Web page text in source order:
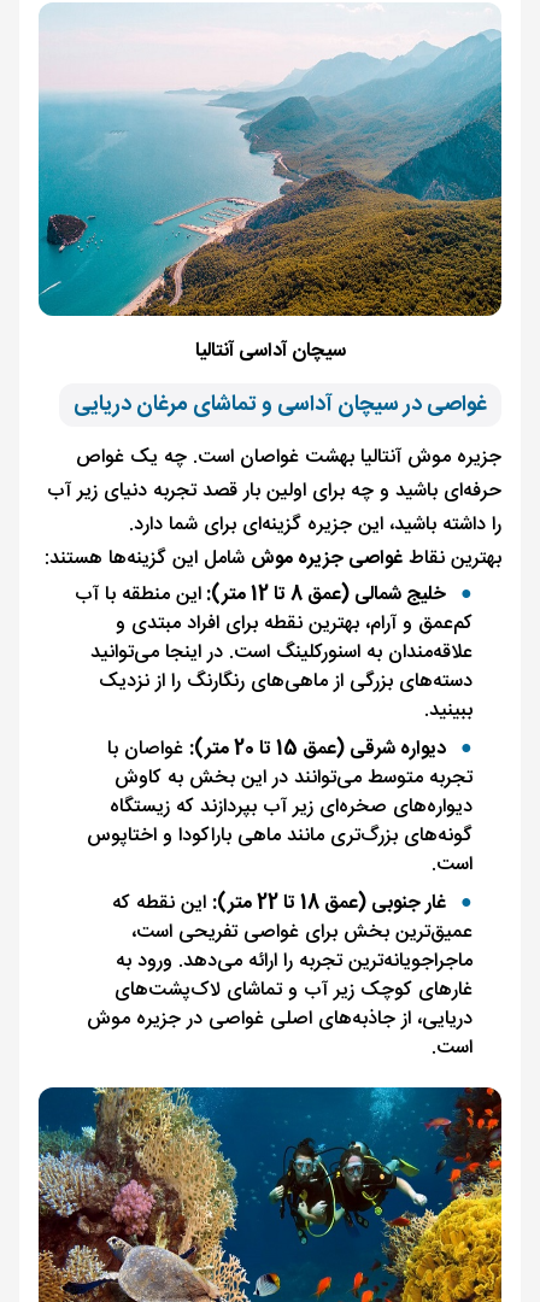
سیچان آداسی آنتالیا
غواصی در سیچان آداسی و تماشای مرغان دریایی
جزیره موش آنتالیا بهشت غواصان است. چه یک غواص
حرفه‌ای باشید و چه برای اولین بار قصد تجربه دنیای زیر آب
را داشته باشید، این جزیره گزینه‌ای برای شما دارد.
بهترین نقاطغواصی جزیره موش شامل این گزینه‌ها هستند:
خلیج شمالی (عمق 8 تا 12 متر):
این منطقه با آب
کم‌عمق و آرام، بهترین نقطه برای افراد مبتدی و
علاقه‌مندان به اسنورکلینگ است. در اینجا می‌توانید
دسته‌های بزرگی از ماهی‌های رنگارنگ را از نزدیک
ببینید.
دیواره شرقی (عمق 15 تا 20 متر):
غواصان با
تجربه متوسط می‌توانند در این بخش به کاوش
دیواره‌های صخره‌ای زیر آب بپردازند که زیستگاه
گونه‌های بزرگ‌تری مانند ماهی باراکودا و اختاپوس
است.
غار جنوبی (عمق 18 تا 22 متر):
این نقطه که
عمیق‌ترین بخش برای غواصی تفریحی است،
ماجراجویانه‌ترین تجربه را ارائه می‌دهد. ورود به
غارهای کوچک زیر آب و تماشای لاک‌پشت‌های
دریایی، از جاذبه‌های اصلی غواصی در جزیره موش
است.